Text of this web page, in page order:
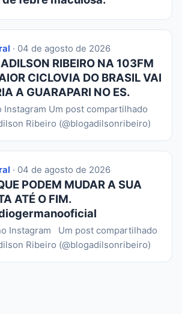
· 04 de agosto de 2026
RIBEIRO NA 103FM
CICLOVIA DO BRASIL VAI
A GUARAPARI NO ES.
Instagram Um post compartilhado
Ribeiro (@blogadilsonribeiro)
· 04 de agosto de 2026
PODEM MUDAR A SUA
ATÉ O FIM.
Instagram Um post compartilhado
Ribeiro (@blogadilsonribeiro)